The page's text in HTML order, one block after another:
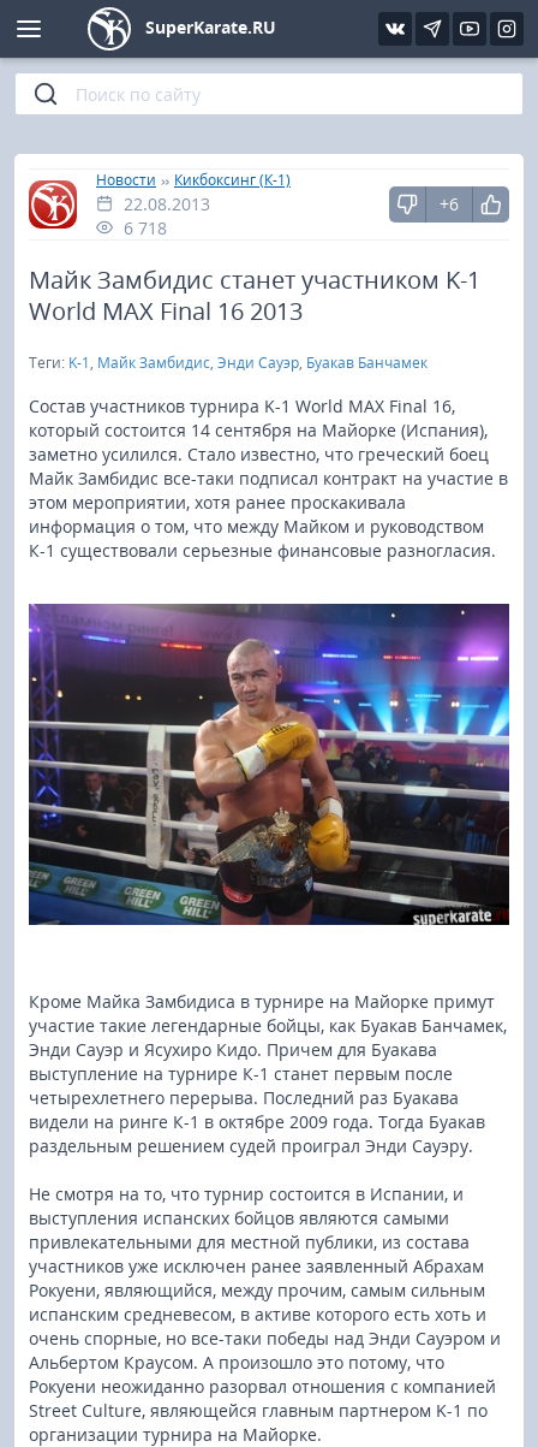
SuperKarate.RU
Главная
»
Новости » Кикбоксинг (К-1)
22.08.2013
6 718
+6
Майк Замбидис станет участником K-1
World MAX Final 16 2013
Теги: K-1, Майк Замбидис, Энди Сауэр, Буакав Банчамек
Состав участников турнира K-1 World MAX Final 16,
который состоится 14 сентября на Майорке (Испания),
заметно усилился. Стало известно, что греческий боец
Майк Замбидис все-таки подписал контракт на участие в
этом мероприятии, хотя ранее проскакивала
информация о том, что между Майком и руководством
К-1 существовали серьезные финансовые разногласия.
Кроме Майка Замбидиса в турнире на Майорке примут
участие такие легендарные бойцы, как Буакав Банчамек,
Энди Сауэр и Ясухиро Кидо. Причем для Буакава
выступление на турнире К-1 станет первым после
четырехлетнего перерыва. Последний раз Буакава
видели на ринге К-1 в октябре 2009 года. Тогда Буакав
раздельным решением судей проиграл Энди Сауэру.
Не смотря на то, что турнир состоится в Испании, и
выступления испанских бойцов являются самыми
привлекательными для местной публики, из состава
участников уже исключен ранее заявленный Абрахам
Рокуени, являющийся, между прочим, самым сильным
испанским средневесом, в активе которого есть хоть и
очень спорные, но все-таки победы над Энди Сауэром и
Альбертом Краусом. А произошло это потому, что
Рокуени неожиданно разорвал отношения с компанией
Street Culture, являющейся главным партнером K-1 по
организации турнира на Майорке.
Киокушинкай
Кёкусин (IFK)
Шинкиокушинкай
Кекусин-кан
Бокс
UFC и MMA
Муай тай
Фото
Видео
Интервью
Статьи
Уроки каратэ
Файлы
Библиотека